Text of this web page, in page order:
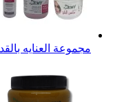
مجموعة العنايه